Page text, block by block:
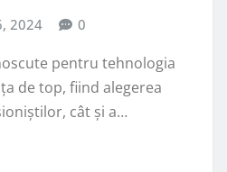
2024 0
pentru tehnologia
de top, fiind alegerea
cât și a…